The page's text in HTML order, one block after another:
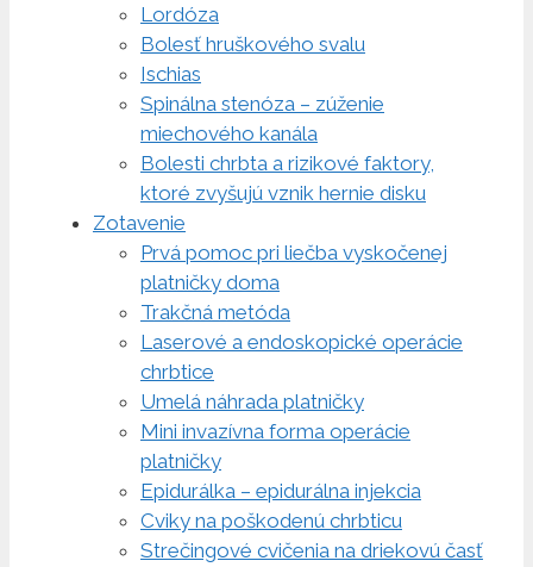
Lordóza
Bolesť hruškového svalu
Ischias
Spinálna stenóza – zúženie
miechového kanála
Bolesti chrbta a rizikové faktory,
ktoré zvyšujú vznik hernie disku
Zotavenie
Prvá pomoc pri liečba vyskočenej
platničky doma
Trakčná metóda
Laserové a endoskopické operácie
chrbtice
Umelá náhrada platničky
Mini invazívna forma operácie
platničky
Epidurálka – epidurálna injekcia
Cviky na poškodenú chrbticu
Strečingové cvičenia na driekovú časť